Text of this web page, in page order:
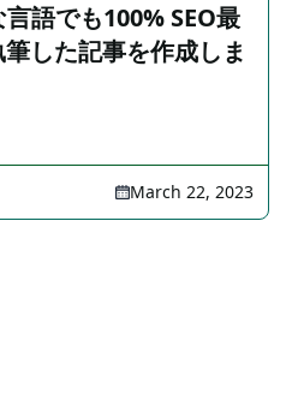
語でも100% SEO最
した記事を作成しま
March 22, 2023